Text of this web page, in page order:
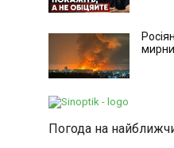
Погода на